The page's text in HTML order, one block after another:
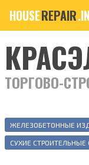
HOUSEREPAIR
ТОРГОВО-
ЖЕЛЕЗОБЕТОННЫЕ
СУХИЕ СТРОИТЕЛЬНЫЕ